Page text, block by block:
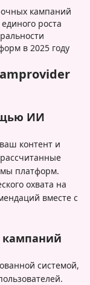
кампаний
роста
в 2025 году
ИИ
контент и
платформ.
охвата на
вместе с
кампаний
системой,